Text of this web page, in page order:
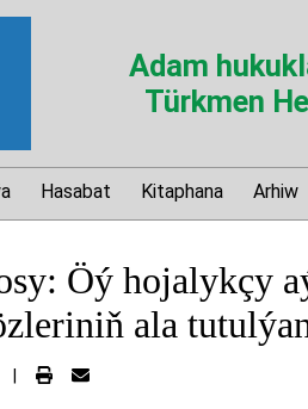
Adam
Türkmen
Hasabat Kitaphana Arhiw
Öý hojalykçy
ala